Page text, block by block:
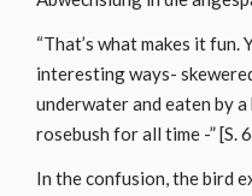
“That’s what makes it fun.
interesting ways-
underwater and eaten by
rosebush for all time -” [S.
In the confusion, the bird